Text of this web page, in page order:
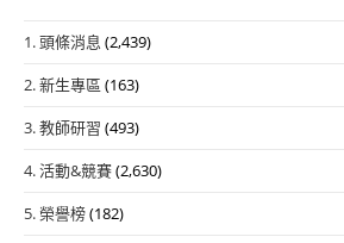
1. 頭條消息 (2,439)
2. 新生專區 (163)
3. 教師研習 (493)
4. 活動&競賽(2,630)
5. 榮譽榜(182)